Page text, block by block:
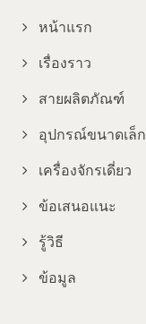
หน้าแรก
เรื่องราว
สายผลิตภัณฑ์
อุปกรณ์ขนาดเล็ก
เครื่องจักรเดี่ยว
ข้อเสนอแนะ
รู้วิธี
ข้อมูล